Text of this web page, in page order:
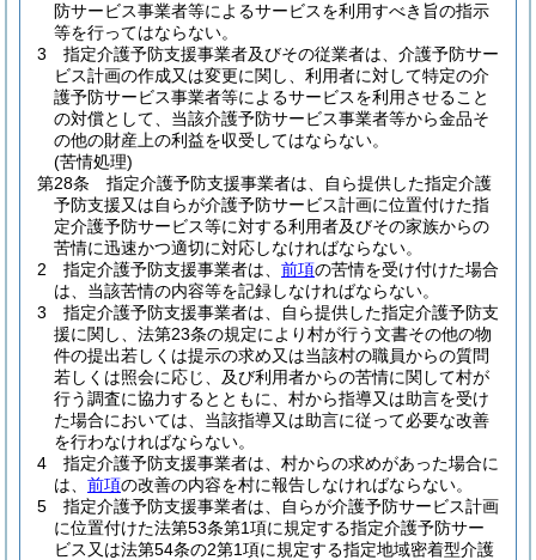
防サービス事業者等によるサービスを利用すべき旨の指示
等を行ってはならない。
3
指定介護予防支援事業者及びその従業者は、介護予防サー
ビス計画の作成又は変更に関し、利用者に対して特定の介
護予防サービス事業者等によるサービスを利用させること
の対償として、当該介護予防サービス事業者等から金品そ
の他の財産上の利益を収受してはならない。
(苦情処理)
第28条
指定介護予防支援事業者は、自ら提供した指定介護
予防支援又は自らが介護予防サービス計画に位置付けた指
定介護予防サービス等に対する利用者及びその家族からの
苦情に迅速かつ適切に対応しなければならない。
2
指定介護予防支援事業者は、 前項の苦情を受け付けた場合
は、当該苦情の内容等を記録しなければならない。
3
指定介護予防支援事業者は、自ら提供した指定介護予防支
援に関し、法第23条の規定により村が行う文書その他の物
件の提出若しくは提示の求め又は当該村の職員からの質問
若しくは照会に応じ、及び利用者からの苦情に関して村が
行う調査に協力するとともに、村から指導又は助言を受け
た場合においては、当該指導又は助言に従って必要な改善
を行わなければならない。
4
指定介護予防支援事業者は、村からの求めがあった場合に
は、 前項の改善の内容を村に報告しなければならない。
5
指定介護予防支援事業者は、自らが介護予防サービス計画
に位置付けた法第53条第1項に規定する指定介護予防サー
ビス又は法第54条の2第1項に規定する指定地域密着型介護